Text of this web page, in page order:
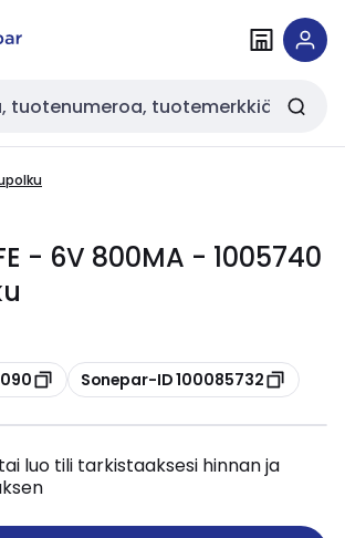
- 6V 800MA - 1005740
Kopioi
Sonepar-ID 100085732
luo tili tarkistaaksesi hinnan ja